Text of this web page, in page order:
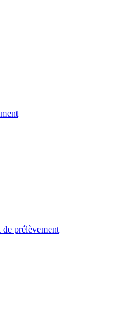
de prélèvement